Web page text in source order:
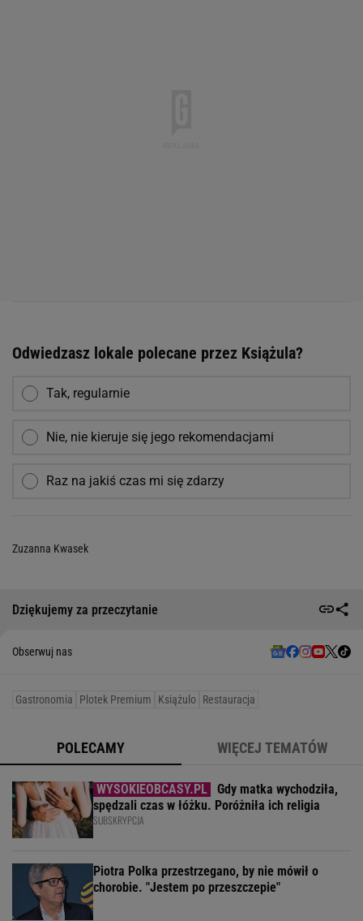
Odwiedzasz lokale polecane przez Książula?
Tak, regularnie
Nie, nie kieruje się jego rekomendacjami
Raz na jakiś czas mi się zdarzy
Zuzanna Kwasek
Dziękujemy za przeczytanie
Obserwuj nas
Gastronomia Plotek Premium Książulo Restauracja
POLECAMY WIĘCEJ TEMATÓW
Gdy matka wychodziła,
spędzali czas w łóżku. Poróżniła ich religia
SUBSKRYPCJA
Piotra Polka przestrzegano, by nie mówił o
chorobie. "Jestem po przeszczepie"